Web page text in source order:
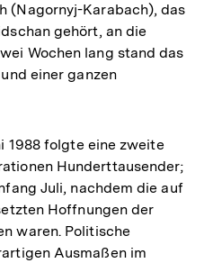
(Nagornyj-Karabach), das
gehört, an die
Wochen lang stand das
einer ganzen
1988 folgte eine zweite
Hunderttausender;
Juli, nachdem die auf
Hoffnungen der
waren. Politische
Ausmaßen im